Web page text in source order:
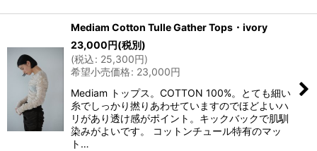
Mediam Cotton Tulle Gather Tops・ivory
23,000円(税別)
(税込: 25,300円)
希望小売価格: 23,000円
Mediam トップス。COTTON 100%。とても細い
糸でしっかり撚りあわせていますのでほどよいハ
リがあり透け感がポイント。キックバックで肌馴
染みがよいです。 コットンチュール特有のマッ
ト…